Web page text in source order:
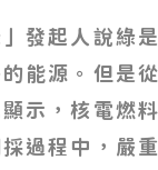
」發起人說綠
能源。但是
示，核電燃
過程中，嚴